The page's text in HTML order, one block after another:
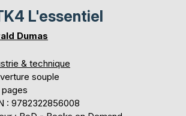
L'essentiel
Dumas
& technique
souple
: 9782322856008